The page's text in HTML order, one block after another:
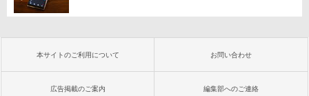
本サイトのご利用について お問い合わせ
広告掲載のご案内 編集部へのご連絡